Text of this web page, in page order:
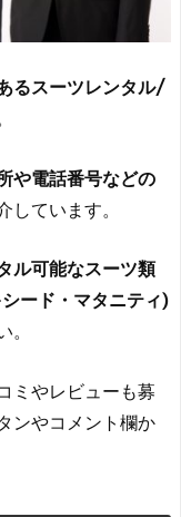
るスーツレンタル/
や電話番号などの
しています。
ル可能なスーツ類
ード・マタニティ)
ミやレビューも募
ンやコメント欄か